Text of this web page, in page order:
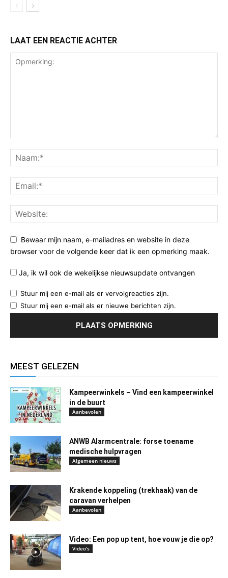
LAAT EEN REACTIE ACHTER
Bewaar mijn naam, e-mailadres en website in deze
browser voor de volgende keer dat ik een opmerking maak.
Ja, ik wil ook de wekelijkse nieuwsupdate ontvangen
Stuur mij een e-mail als er vervolgreacties zijn.
Stuur mij een e-mail als er nieuwe berichten zijn.
MEEST GELEZEN
Kampeerwinkels – Vind een kampeerwinkel
in de buurt
Aanbevolen
ANWB Alarmcentrale: forse toename
medische hulpvragen
Algemeen nieuws
Krakende koppeling (trekhaak) van de
caravan verhelpen
Aanbevolen
Video: Een pop up tent, hoe vouw je die op?
Video's